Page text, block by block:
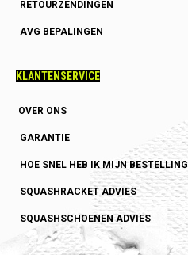
RETOURZENDINGEN
AVG BEPALINGEN
KLANTENSERVICE
OVER ONS
GARANTIE
HOE SNEL HEB IK MIJN BESTELLING
SQUASHRACKET ADVIES
SQUASHSCHOENEN ADVIES